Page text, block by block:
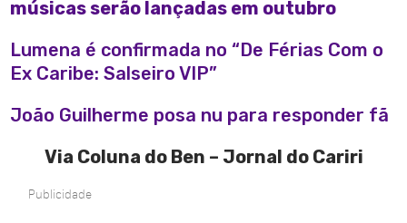
músicas serão lançadas em outubro
Lumena é confirmada no “De Férias Com o
Ex Caribe: Salseiro VIP”
João Guilherme posa nu para responder fã
Via Coluna do Ben – Jornal do Cariri
Publicidade